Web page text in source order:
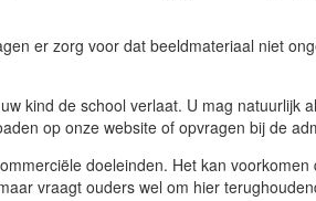
er zorg voor dat beeldmateriaal niet
kind de school verlaat. U mag natuurlijk
op onze website of opvragen bij de
doeleinden. Het kan
vraagt ouders wel om hier